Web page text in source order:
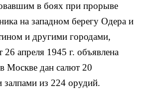
в боях при прорыве
на западном берегу Одера и
и другими городами,
апреля 1945 г. объявлена
Москве дан салют 20
залпами из 224 орудий.